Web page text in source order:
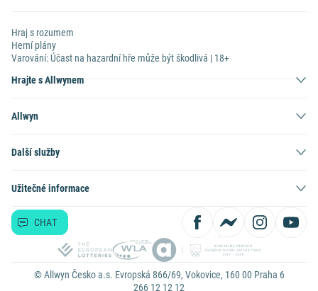
Hraj s rozumem
Herní plány
Varování: Účast na hazardní hře může být škodlivá | 18+
Hrajte s Allwynem
Allwyn
Další služby
Užitečné informace
CHAT
© Allwyn Česko a.s. Evropská 866/69, Vokovice, 160 00 Praha 6
266 12 12 12